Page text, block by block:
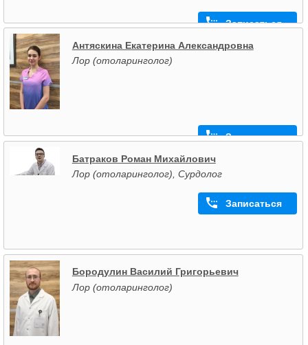
Записаться
Антяскина Екатерина Александровна
Лор (отоларинголог)
Записаться
Батраков Роман Михайлович
Лор (отоларинголог), Сурдолог
Записаться
Бородулин Василий Григорьевич
Лор (отоларинголог)